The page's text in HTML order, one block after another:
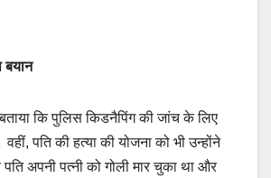
कि पुलिस किडनैपिंग की जांच के लिए
पति की हत्या की योजना को भी उन्होंने
अपनी पत्नी को गोली मार चुका था और